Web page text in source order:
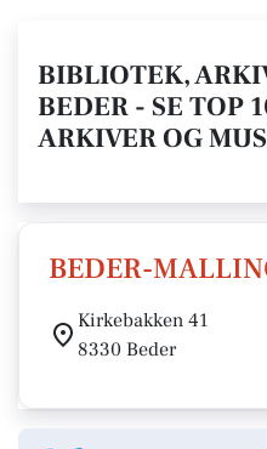
BIBLIOTEK,
BEDER - SE TOP
ARKIVER OG
BEDER-
Kirkebakken 41
8330 Beder